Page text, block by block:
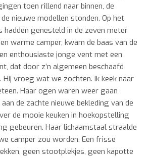
toen rillend naar binnen, de
nieuwe modellen stonden. Op het
hadden genesteld in de zeven meter
warme camper, kwam de baas van de
enthousiaste jonge vent met een
dat door z’n algemeen beschaafd
Hij vroeg wat we zochten. Ik keek naar
Haar ogen waren weer gaan
de zachte nieuwe bekleding van de
de mooie keuken in hoekopstelling
gebeuren. Haar lichaamstaal straalde
camper zou worden. Een frisse
geen stootplekjes, geen kapotte